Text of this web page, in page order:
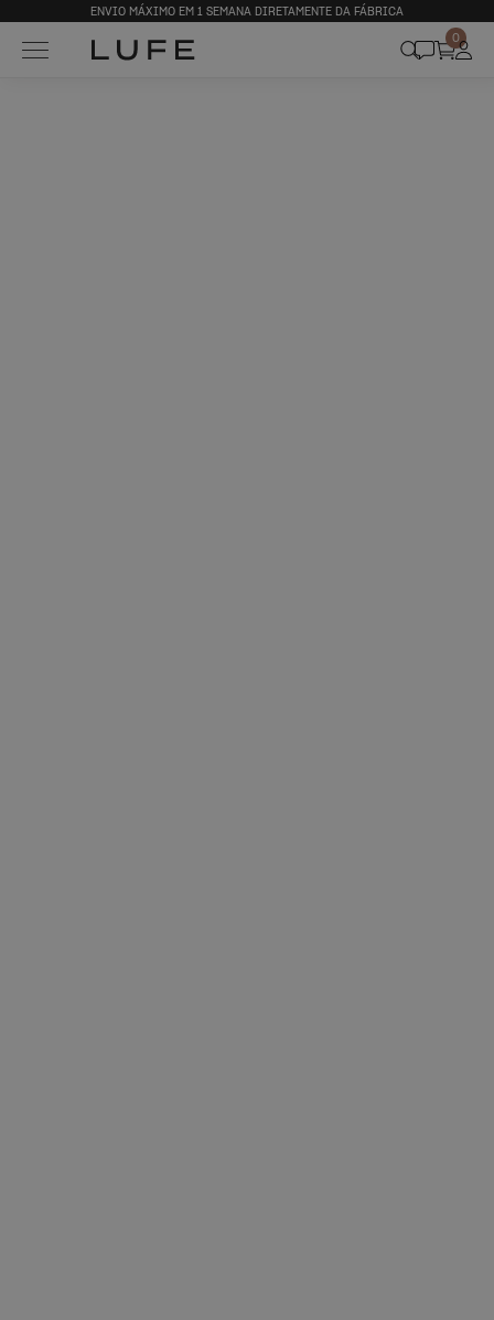
ENVIO MÁXIMO EM 1 SEMANA DIRETAMENTE DA FÁBRICA
0